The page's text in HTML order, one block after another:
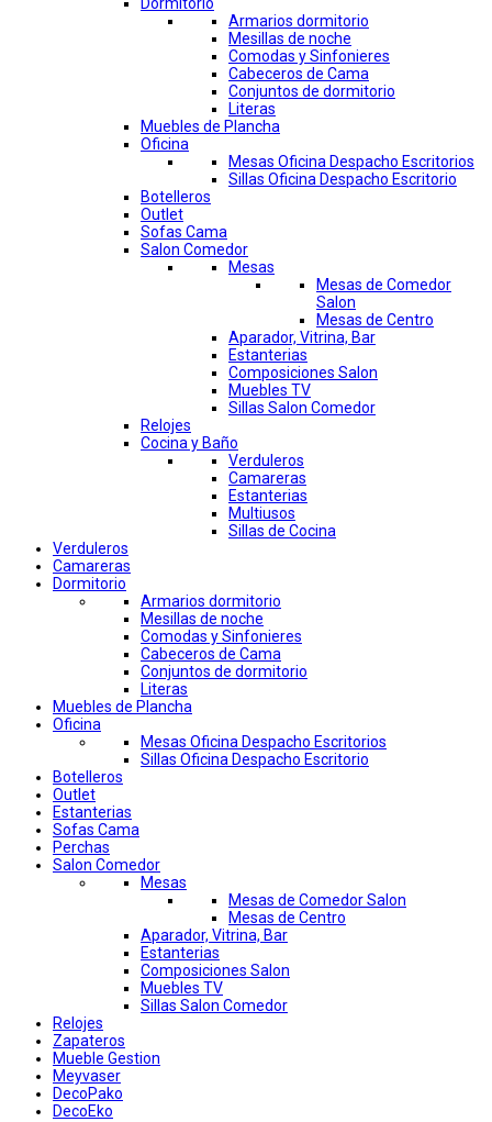
Dormitorio
Armarios dormitorio
Mesillas de noche
Comodas y Sinfonieres
Cabeceros de Cama
Conjuntos de dormitorio
Literas
Muebles de Plancha
Oficina
Mesas Oficina Despacho Escritorios
Sillas Oficina Despacho Escritorio
Botelleros
Outlet
Sofas Cama
Salon Comedor
Mesas
Mesas de Comedor
Salon
Mesas de Centro
Aparador, Vitrina, Bar
Estanterias
Composiciones Salon
Muebles TV
Sillas Salon Comedor
Relojes
Cocina y Baño
Verduleros
Camareras
Estanterias
Multiusos
Sillas de Cocina
Verduleros
Camareras
Dormitorio
Armarios dormitorio
Mesillas de noche
Comodas y Sinfonieres
Cabeceros de Cama
Conjuntos de dormitorio
Literas
Muebles de Plancha
Oficina
Mesas Oficina Despacho Escritorios
Sillas Oficina Despacho Escritorio
Botelleros
Outlet
Estanterias
Sofas Cama
Perchas
Salon Comedor
Mesas
Mesas de Comedor Salon
Mesas de Centro
Aparador, Vitrina, Bar
Estanterias
Composiciones Salon
Muebles TV
Sillas Salon Comedor
Relojes
Zapateros
Mueble Gestion
Meyvaser
DecoPako
DecoEko